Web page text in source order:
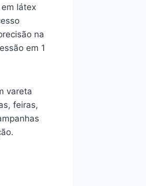
látex
na
em 1
vareta
feiras,